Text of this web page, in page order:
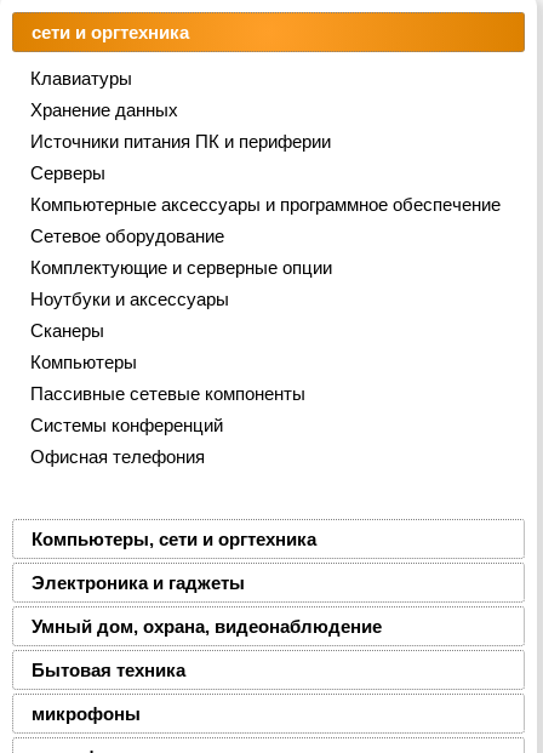
сети и оргтехника
Клавиатуры
Хранение данных
Источники питания ПК и периферии
Серверы
Компьютерные аксессуары и программное обеспечение
Сетевое оборудование
Комплектующие и серверные опции
Ноутбуки и аксессуары
Сканеры
Компьютеры
Пассивные сетевые компоненты
Системы конференций
Офисная телефония
Компьютеры, сети и оргтехника
Электроника и гаджеты
Умный дом, охрана, видеонаблюдение
Бытовая техника
микрофоны